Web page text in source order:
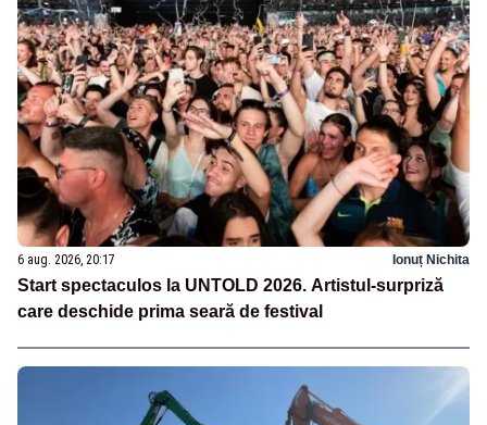
6 aug. 2026, 20:17 Ionuț Nichita
Start spectaculos la UNTOLD 2026. Artistul-surpriză
care deschide prima seară de festival